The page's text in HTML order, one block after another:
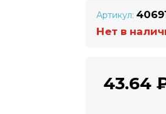
Артикул:
Нет в
43.64